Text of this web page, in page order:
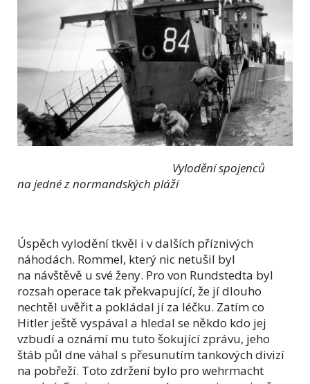
Vylodění spojenců
na jedné z normandských pláží
Úspěch vylodění tkvěl i v dalších příznivých
náhodách. Rommel, který nic netušil byl
na návštěvě u své ženy. Pro von Rundstedta byl
rozsah operace tak překvapující, že jí dlouho
nechtěl uvěřit a pokládal jí za léčku. Zatím co
Hitler ještě vyspával a hledal se někdo kdo jej
vzbudí a oznámí mu tuto šokující zprávu, jeho
štáb půl dne váhal s přesunutím tankových divizí
na pobřeží. Toto zdržení bylo pro wehrmacht